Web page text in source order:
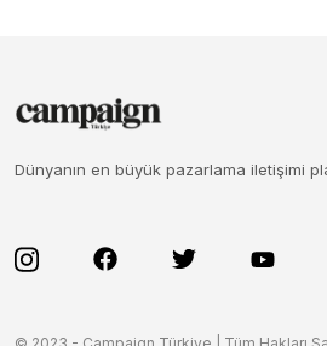
Dünyanın en büyük pazarlama iletişimi